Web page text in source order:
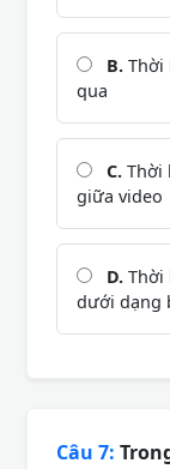
B. Thời
qua
C. Thời
giữa video
D. Thời
dưới dạng
Câu 7: